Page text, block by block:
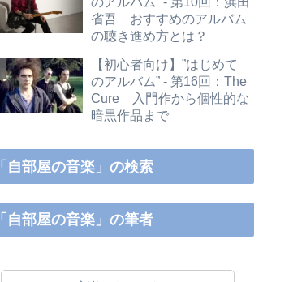
省吾 おすすめのアルバム
の聴き進め方とは？
【初心者向け】”はじめて
のアルバム” - 第16回：The
Cure 入門作から個性的な
暗黒作品まで
「自部屋の音楽」の検索
「自部屋の音楽」の筆者